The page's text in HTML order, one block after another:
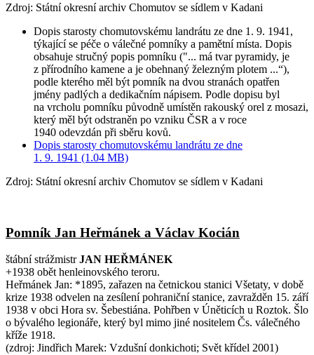
Zdroj: Státní okresní archiv Chomutov se sídlem v Kadani
Dopis starosty chomutovskému landrátu ze dne 1. 9. 1941,
týkající se péče o válečné pomníky a pamětní místa. Dopis
obsahuje stručný popis pomníku ("... má tvar pyramidy, je
z přírodního kamene a je obehnaný železným plotem ...“),
podle kterého měl být pomník na dvou stranách opatřen
jmény padlých a dedikačním nápisem. Podle dopisu byl
na vrcholu pomníku původně umístěn rakouský orel z mosazi,
který měl být odstraněn po vzniku ČSR a v roce
1940 odevzdán při sběru kovů.
Dopis starosty chomutovskému landrátu ze dne
1. 9. 1941 (1.04 MB)
Zdroj: Státní okresní archiv Chomutov se sídlem v Kadani
Pomník Jan Heřmánek a Václav Kocián
štábní strážmistrJAN HEŘMÁNEK
+1938 obět henleinovského teroru.
Heřmánek Jan: *1895, zařazen na četnickou stanici Všetaty, v době
krize 1938 odvelen na zesílení pohraniční stanice, zavražděn 15. září
1938 v obci Hora sv. Šebestiána. Pohřben v Úněticích u Roztok. Šlo
o bývalého legionáře, který byl mimo jiné nositelem Čs. válečného
kříže 1918.
(zdroj: Jindřich Marek: Vzdušní donkichoti; Svět křídel 2001)